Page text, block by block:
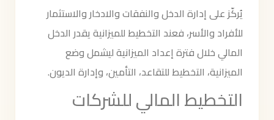
يُركّز على إدارة الدخل والنفقات والادخار والاستثمار
للأفراد والأسر، فعند التخطيط للميزانية يقدر الدخل
المالي خلال فترة إعداد الميزانية ليشمل وضع
الميزانية، التخطيط للتقاعد، التأمين، وإدارة الديون.
التخطيط المالي للشركات